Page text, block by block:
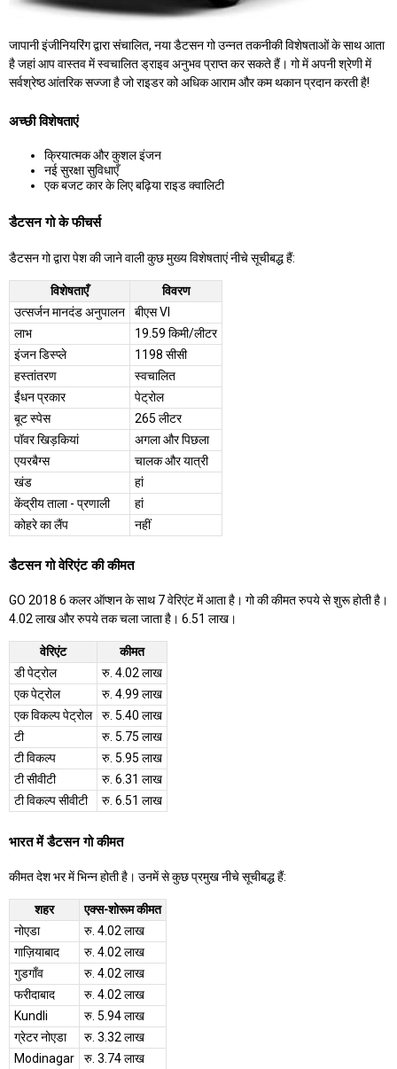
जापानी इंजीनियरिंग द्वारा संचालित, नया डैटसन गो उन्नत तकनीकी विशेषताओं के साथ आता
है जहां आप वास्तव में स्वचालित ड्राइव अनुभव प्राप्त कर सकते हैं। गो में अपनी श्रेणी में
सर्वश्रेष्ठ आंतरिक सज्जा है जो राइडर को अधिक आराम और कम थकान प्रदान करती है!
अच्छी विशेषताएं
क्रियात्मक और कुशल इंजन
नई सुरक्षा सुविधाएँ
एक बजट कार के लिए बढ़िया राइड क्वालिटी
डैटसन गो के फीचर्स
डैटसन गो द्वारा पेश की जाने वाली कुछ मुख्य विशेषताएं नीचे सूचीबद्ध हैं:
विशेषताएँ
विवरण
उत्सर्जन मानदंड अनुपालन
बीएस VI
लाभ
19.59 किमी/लीटर
इंजन डिस्प्ले
1198 सीसी
हस्तांतरण
स्वचालित
ईंधन प्रकार
पेट्रोल
बूट स्पेस
265 लीटर
पॉवर खिड़कियां
अगला और पिछला
एयरबैग्स
चालक और यात्री
खंड
हां
केंद्रीय ताला - प्रणाली
हां
कोहरे का लैंप
नहीं
डैटसन गो वेरिएंट की कीमत
GO 2018 6 कलर ऑप्शन के साथ 7 वेरिएंट में आता है। गो की कीमत रुपये से शुरू होती है।
4.02 लाख और रुपये तक चला जाता है। 6.51 लाख।
वेरिएंट
कीमत
डी पेट्रोल
रु. 4.02 लाख
एक पेट्रोल
रु. 4.99 लाख
एक विकल्प पेट्रोल
रु. 5.40 लाख
टी
रु. 5.75 लाख
टी विकल्प
रु. 5.95 लाख
टी सीवीटी
रु. 6.31 लाख
टी विकल्प सीवीटी
रु. 6.51 लाख
भारत में डैटसन गो कीमत
कीमत देश भर में भिन्न होती है। उनमें से कुछ प्रमुख नीचे सूचीबद्ध हैं:
शहर
एक्स-शोरूम कीमत
नोएडा
रु. 4.02 लाख
गाज़ियाबाद
रु. 4.02 लाख
गुडगाँव
रु. 4.02 लाख
फरीदाबाद
रु. 4.02 लाख
Kundli
रु. 5.94 लाख
ग्रेटर नोएडा
रु. 3.32 लाख
Modinagar
रु. 3.74 लाख